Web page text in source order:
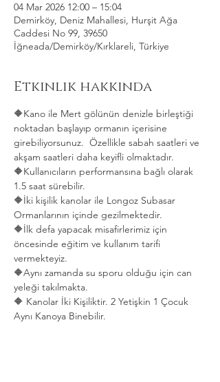
04 Mar 2026 12:00 – 15:04
Demirköy, Deniz Mahallesi, Hurşit Ağa
Caddesi No 99, 39650
İğneada/Demirköy/Kırklareli, Türkiye
Etkinlik hakkında
🔶Kano ile Mert gölünün denizle birleştiği
noktadan başlayıp ormanın içerisine
girebiliyorsunuz.  Özellikle sabah saatleri ve
akşam saatleri daha keyifli olmaktadır.
🔶Kullanıcıların performansına bağlı olarak
1.5 saat sürebilir.
🔶İki kişilik kanolar ile Longoz Subasar
Ormanlarının içinde gezilmektedir.
🔶İlk defa yapacak misafirlerimiz için
öncesinde eğitim ve kullanım tarifi
vermekteyiz.
🔶Aynı zamanda su sporu olduğu için can
yeleği takılmakta.
🔶 Kanolar İki Kişiliktir. 2 Yetişkin 1 Çocuk
Aynı Kanoya Binebilir.